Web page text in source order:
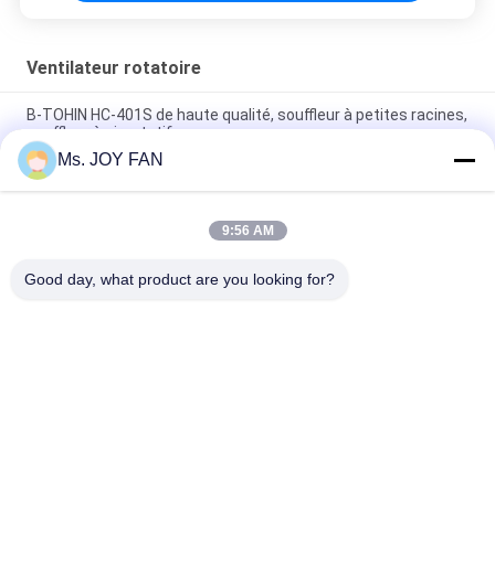
Ventilateur rotatoire
B-TOHIN HC-401S de haute qualité, souffleur à petites racines,
souffleur à air rotatif.
Ventilateur DN80 rotatoire, ventilateur à faible bruit de
traitement de l'eau de gaspilleur
ventilateur rotatoire de l'air 0.35-0.31m3/min, ventilateur mû
Ms. JOY FAN
9:56 AM
Good day, what product are you looking for?